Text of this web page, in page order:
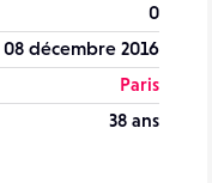
0
08 décembre 2016
Paris
38 ans